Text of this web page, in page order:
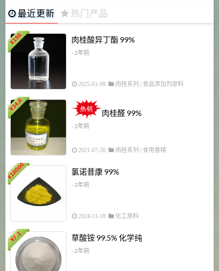
最近更新 热门产品
¥
198 肉桂酸异丁酯 99%
- 2年前
2025-01-09 肉桂系列 食品添加剂原料
¥
34.8
肉桂醛 99%
- 2年前
2021-07-20 肉桂系列 食用香精
¥
18000 氯诺昔康 99%
- 2年前
2024-11-18 化工原料
¥
7.2 草酸铵 99.5% 化学纯
- 2年前